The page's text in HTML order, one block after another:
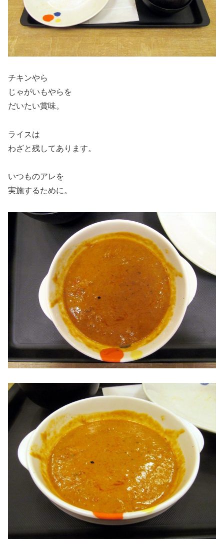
チキンやら
じゃがいもやらを
だいたい賞味。
ライスは
わざと残してあります。
いつものアレを
実施するために。